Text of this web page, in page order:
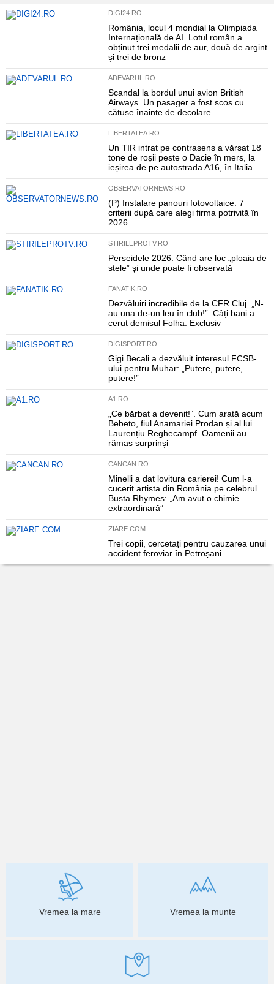
DIGI24.RO
România, locul 4 mondial la Olimpiada
Internațională de AI. Lotul român a
obținut trei medalii de aur, două de argint
și trei de bronz
ADEVARUL.RO
Scandal la bordul unui avion British
Airways. Un pasager a fost scos cu
cătușe înainte de decolare
LIBERTATEA.RO
Un TIR intrat pe contrasens a vărsat 18
tone de roșii peste o Dacie în mers, la
ieșirea de pe autostrada A16, în Italia
OBSERVATORNEWS.RO
(P) Instalare panouri fotovoltaice: 7
criterii după care alegi firma potrivită în
2026
STIRILEPROTV.RO
Perseidele 2026. Când are loc „ploaia de
stele” și unde poate fi observată
FANATIK.RO
Dezvăluiri incredibile de la CFR Cluj. „N-
au una de-un leu în club!”. Câți bani a
cerut demisul Folha. Exclusiv
DIGISPORT.RO
Gigi Becali a dezvăluit interesul FCSB-
ului pentru Muhar: „Putere, putere,
putere!”
A1.RO
„Ce bărbat a devenit!”. Cum arată acum
Bebeto, fiul Anamariei Prodan și al lui
Laurențiu Reghecampf. Oamenii au
rămas surprinși
CANCAN.RO
Minelli a dat lovitura carierei! Cum l-a
cucerit artista din România pe celebrul
Busta Rhymes: „Am avut o chimie
extraordinară”
ZIARE.COM
Trei copii, cercetați pentru cauzarea unui
accident feroviar în Petroșani
Vremea la mare Vremea la munte